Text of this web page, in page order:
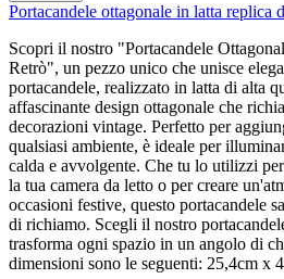
Portacandele ottagonale in latta replica
Scopri il nostro "Portacandele
Retrò", un pezzo unico che unisce
portacandele, realizzato in latta di alta
affascinante design ottagonale che
decorazioni vintage. Perfetto per
qualsiasi ambiente, è ideale per
calda e avvolgente. Che tu lo utilizzi
la tua camera da letto o per creare
occasioni festive, questo portacandele
di richiamo. Scegli il nostro
trasforma ogni spazio in un angolo di
dimensioni sono le seguenti: 25,4cm x